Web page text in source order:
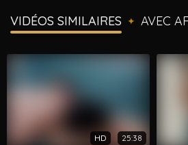
VIDÉOS SIMILAIRES ✦ AVEC
HD 25:38